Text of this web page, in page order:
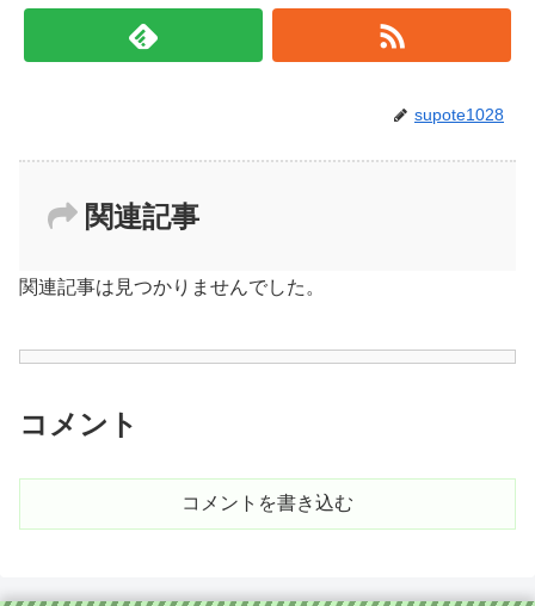
supote1028
関連記事
関連記事は見つかりませんでした。
コメント
コメントを書き込む